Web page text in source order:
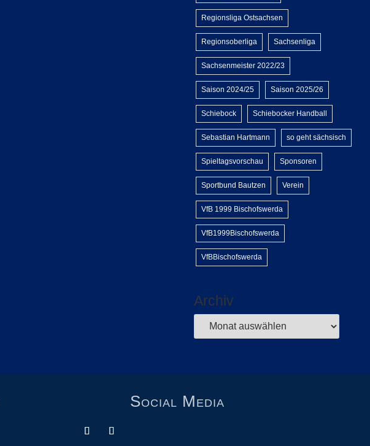
Regionsliga Ostsachsen
Regionsoberliga Sachsenliga
Sachsenmeister 2022/23
Saison 2024/25 Saison 2025/26
Schiebock Schiebocker Handball
Sebastian Hartmann so geht sächsisch
Spieltagsvorschau Sponsoren
Sportbund Bautzen Verein
VfB 1999 Bischofswerda
VfB1999Bischofswerda
VfBBischofswerda
Archiv
Social Media